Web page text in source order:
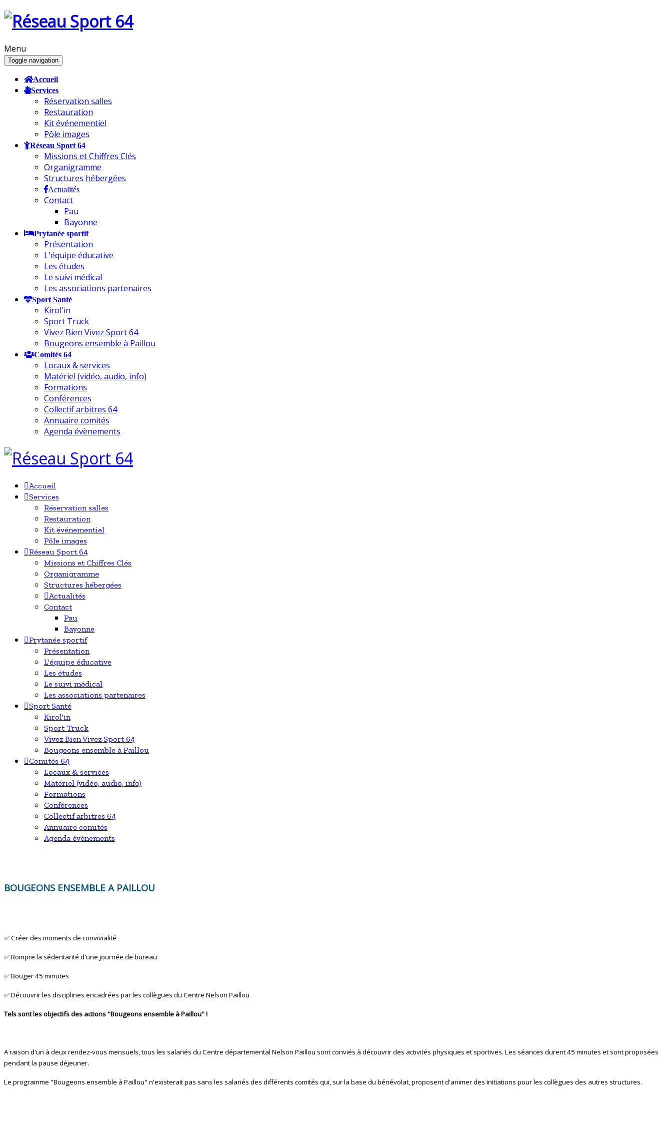
Menu
Toggle navigation
Accueil
Services
Réservation salles
Restauration
Kit événementiel
Pôle images
Réseau Sport 64
Missions et Chiffres Clés
Organigramme
Structures hébergées
Actualités
Contact
Pau
Bayonne
Prytanée sportif
Présentation
L'équipe éducative
Les études
Le suivi médical
Les associations partenaires
Sport Santé
Kirol'in
Sport Truck
Vivez Bien Vivez Sport 64
Bougeons ensemble à Paillou
Comités 64
Locaux & services
Matériel (vidéo, audio, info)
Formations
Conférences
Collectif arbitres 64
Annuaire comités
Agenda évènements
Accueil
Services
Réservation salles
Restauration
Kit événementiel
Pôle images
Réseau Sport 64
Missions et Chiffres Clés
Organigramme
Structures hébergées
Actualités
Contact
Pau
Bayonne
Prytanée sportif
Présentation
L'équipe éducative
Les études
Le suivi médical
Les associations partenaires
Sport Santé
Kirol'in
Sport Truck
Vivez Bien Vivez Sport 64
Bougeons ensemble à Paillou
Comités 64
Locaux & services
Matériel (vidéo, audio, info)
Formations
Conférences
Collectif arbitres 64
Annuaire comités
Agenda évènements
BOUGEONS ENSEMBLE A PAILLOU
✅ Créer des moments de convivialité
✅ Rompre la sédentarité d'une journée de bureau
✅ Bouger 45 minutes
✅ Découvrir les disciplines encadrées par les collègues du Centre Nelson Paillou
Tels sont les objectifs des actions "Bougeons ensemble à Paillou" !
A raison d'un à deux rendez-vous mensuels, tous les salariés du Centre départemental Nelson Paillou sont conviés à découvrir des activités physiques et sportives. Les séances durent 45 minutes et sont proposées
pendant la pause déjeuner.
Le programme "Bougeons ensemble à Paillou" n'existerait pas sans les salariés des différents comités qui, sur la base du bénévolat, proposent d'animer des initiations pour les collègues des autres structures.